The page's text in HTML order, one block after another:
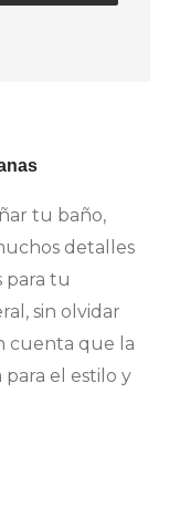
tu baño,
detalles
para tu
sin olvidar
cuenta que la
para el estilo y